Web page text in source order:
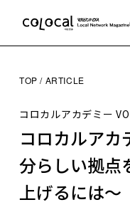
TOP ARTICLE
コロカルアカデミー
コロカルアカ
分らしい拠点
上げるには～